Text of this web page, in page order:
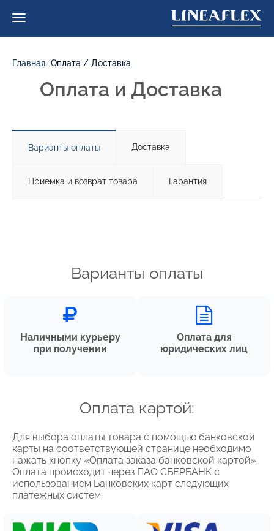
Главная/Оплата / Доставка
Оплата и Доставка
Варианты оплаты Доставка
Приемка и возврат товара Гарантия
Варианты оплаты
Наличными курьеру
при получении
Оплата для
юридических лиц
Оплата картой:
Для выбора оплаты товара с помощью банковской
карты на соответствующей странице необходимо
нажать кнопку «Оплата заказа банковской картой».
Оплата происходит через ПАО СБЕРБАНК с
использованием Банковских карт следующих
платежных систем: